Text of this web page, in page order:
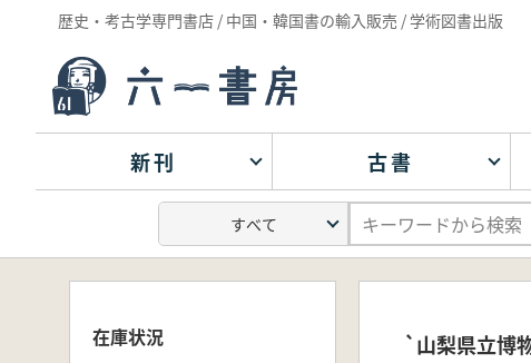
歴史・考古学専門書店 / 中国・韓国書の輸入販売 / 学術図書出版
新刊 古書
在庫状況
`山梨県立博